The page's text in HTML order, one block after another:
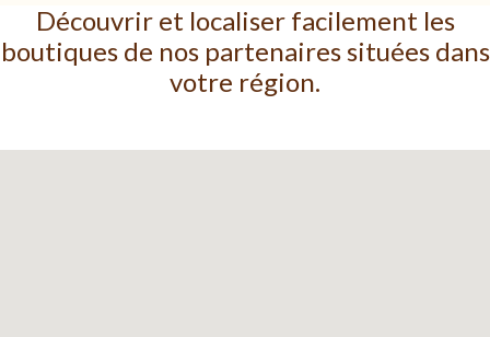
Découvrir et localiser facilement les
boutiques de nos partenaires situées dans
votre région.